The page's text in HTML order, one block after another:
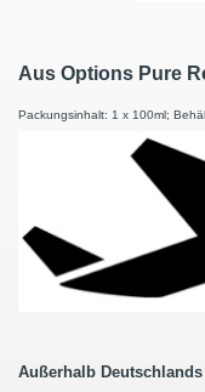
Packungsinhalt: 1 x 100ml;
Außerhalb Deutschlands liefern wir